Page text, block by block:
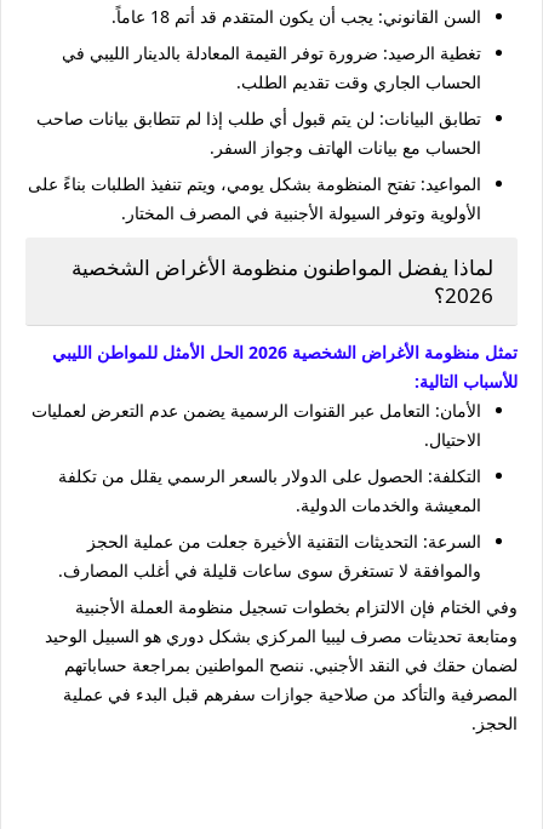
السن القانوني: يجب أن يكون المتقدم قد أتم 18 عاماً.
تغطية الرصيد: ضرورة توفر القيمة المعادلة بالدينار الليبي في
الحساب الجاري وقت تقديم الطلب.
تطابق البيانات: لن يتم قبول أي طلب إذا لم تتطابق بيانات صاحب
الحساب مع بيانات الهاتف وجواز السفر.
المواعيد: تفتح المنظومة بشكل يومي، ويتم تنفيذ الطلبات بناءً على
الأولوية وتوفر السيولة الأجنبية في المصرف المختار.
لماذا يفضل المواطنون منظومة الأغراض الشخصية
2026؟
تمثل منظومة الأغراض الشخصية 2026 الحل الأمثل للمواطن الليبي
للأسباب التالية:
الأمان: التعامل عبر القنوات الرسمية يضمن عدم التعرض لعمليات
الاحتيال.
التكلفة: الحصول على الدولار بالسعر الرسمي يقلل من تكلفة
المعيشة والخدمات الدولية.
السرعة: التحديثات التقنية الأخيرة جعلت من عملية الحجز
والموافقة لا تستغرق سوى ساعات قليلة في أغلب المصارف.
وفي الختام فإن الالتزام بخطوات تسجيل منظومة العملة الأجنبية
ومتابعة تحديثات مصرف ليبيا المركزي بشكل دوري هو السبيل الوحيد
لضمان حقك في النقد الأجنبي. ننصح المواطنين بمراجعة حساباتهم
المصرفية والتأكد من صلاحية جوازات سفرهم قبل البدء في عملية
الحجز.